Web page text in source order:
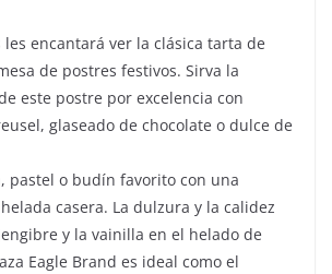
encantará ver la clásica tarta de
de postres festivos. Sirva la
este postre por excelencia con
glaseado de chocolate o dulce de
pastel o budín favorito con una
casera. La dulzura y la calidez
y la vainilla en el helado de
Eagle Brand es ideal como el